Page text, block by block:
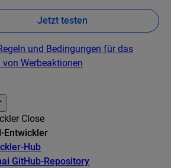
Jetzt testen
und Bedingungen für das
von Werbeaktionen
Close
Entwickler
Hub
GitHub-Repository